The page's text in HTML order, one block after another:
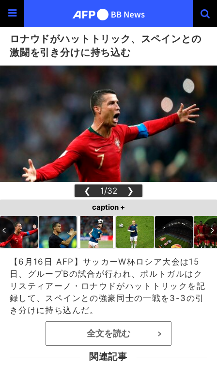
ロナウドがハットトリック、スペインとの
激闘を引き分けに持ち込む
❮ 1/32 ❯
caption +
【6月16日 AFP】サッカーW杯ロシア大会は15
日、グループBの試合が行われ、ポルトガルはク
リスティアーノ・ロナウドがハットトリックを記
録して、スペインとの強豪同士の一戦を3-3の引
き分けに持ち込んだ。
全文を読む >
関連記事